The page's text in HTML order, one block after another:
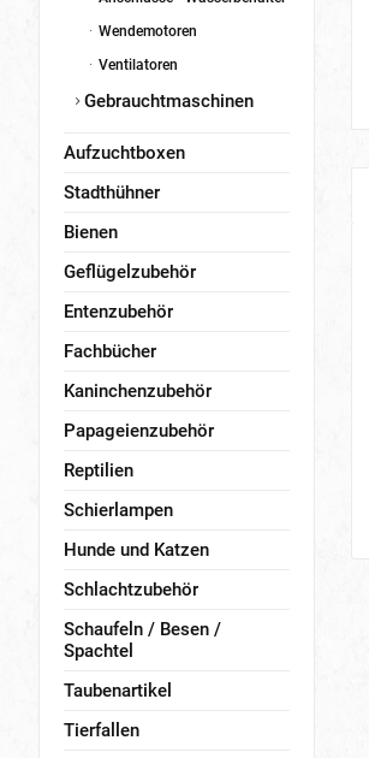
Wendemotoren
Ventilatoren
Gebrauchtmaschinen
Aufzuchtboxen
Stadthühner
Bienen
Geflügelzubehör
Entenzubehör
Fachbücher
Kaninchenzubehör
Papageienzubehör
Reptilien
Schierlampen
Hunde und Katzen
Schlachtzubehör
Schaufeln / Besen /
Spachtel
Taubenartikel
Tierfallen